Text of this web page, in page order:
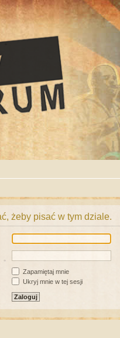
żeby pisać w tym dziale.
Zapamiętaj mnie
Ukryj mnie w tej sesji